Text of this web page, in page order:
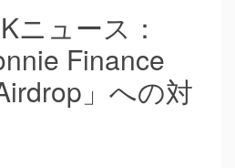
ニュース：
Finance
」への対